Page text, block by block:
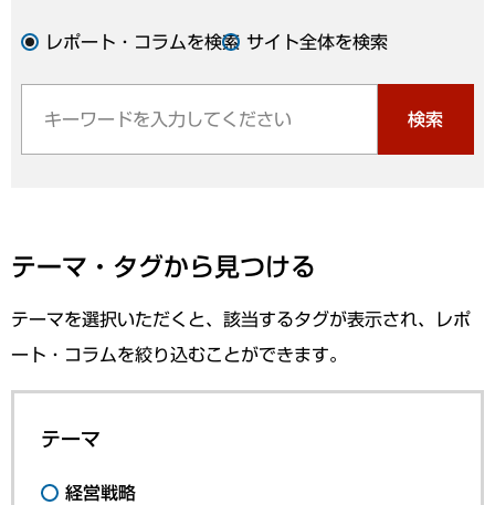
レポート・コラムを検索 サイト全体を検索
検索
テーマ・タグから見つける
テーマを選択いただくと、該当するタグが表示され、レポ
ート・コラムを絞り込むことができます。
テーマ
経営戦略